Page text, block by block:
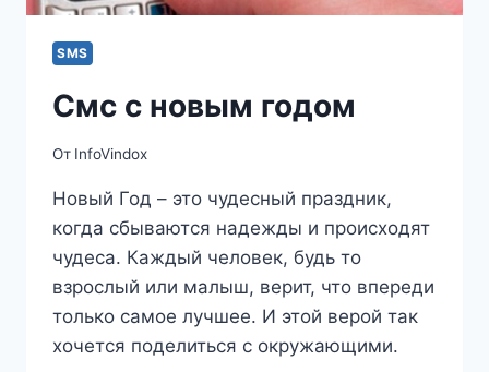
SMS
Смс с новым годом
От InfoVindox
Новый Год – это чудесный праздник,
когда сбываются надежды и происходят
чудеса. Каждый человек, будь то
взрослый или малыш, верит, что впереди
только самое лучшее. И этой верой так
хочется поделиться с окружающими.